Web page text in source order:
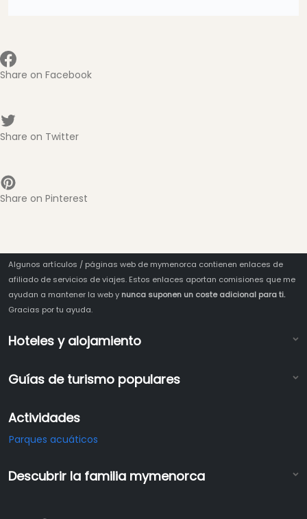
Share on Facebook
Share on Twitter
Share on Pinterest
Algunos artículos / páginas web de mymenorca contienen enlaces de
afiliado de servicios de viajes. Estos enlaces aportan comisiones que me
ayudan a mantener la web y nunca suponen un coste adicional para ti.
Gracias por tu ayuda.
Hoteles y alojamiento
Guías de turismo populares
Actividades
Parques acuáticos
Descubrir la familia mymenorca